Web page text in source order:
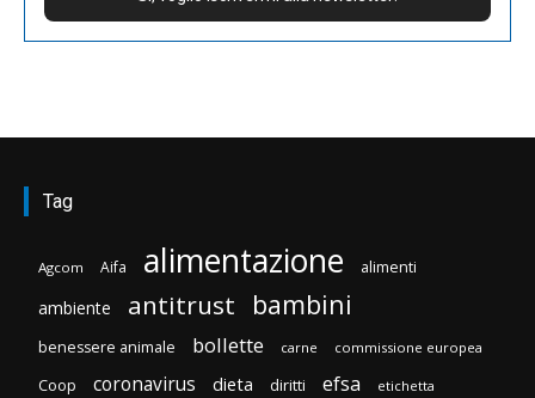
Tag
Agcom Aifa alimentazione alimenti
ambiente antitrust bambini
benessere animale bollette carne commissione europea
Coop coronavirus dieta diritti efsa etichetta